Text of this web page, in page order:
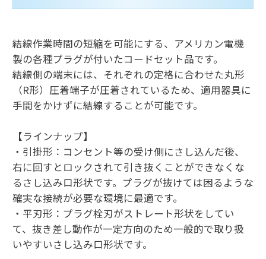
結線作業時間の短縮を可能にする、アメリカン電機
製の各種プラグが付いたコードセット品です。
結線側の端末には、それぞれの定格に合わせた丸形
（R形）圧着端子が圧着されているため、適用器具に
手間をかけずに結線することが可能です。
【ラインナップ】
・引掛形：コンセント等の受け側にさし込んだ後、
右に回すとロックされて引き抜くことができなくな
るさし込み口形状です。プラグが抜けては困るような
確実な接続が必要な環境に最適です。
・平刃形：プラグ栓刃がストレート形状をしてい
て、抜き差し動作が一定方向のため一般的で取り扱
いやすいさし込み口形状です。